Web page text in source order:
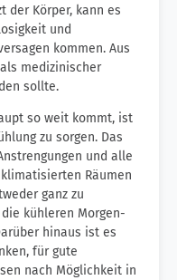
der Körper, kann es
und
kommen. Aus
medizinischer
sollte.
so weit kommt, ist
zu sorgen. Das
und alle
Räumen
ganz zu
kühleren Morgen-
hinaus ist es
für gute
nach Möglichkeit in